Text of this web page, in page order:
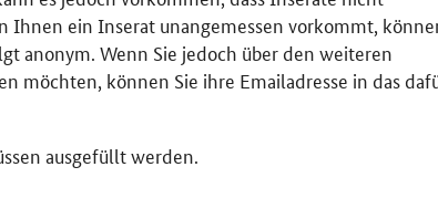
Ihnen ein Inserat unangemessen vorkommt,
anonym. Wenn Sie jedoch über den weiteren
möchten, können Sie ihre Emailadresse in das
ausgefüllt werden.